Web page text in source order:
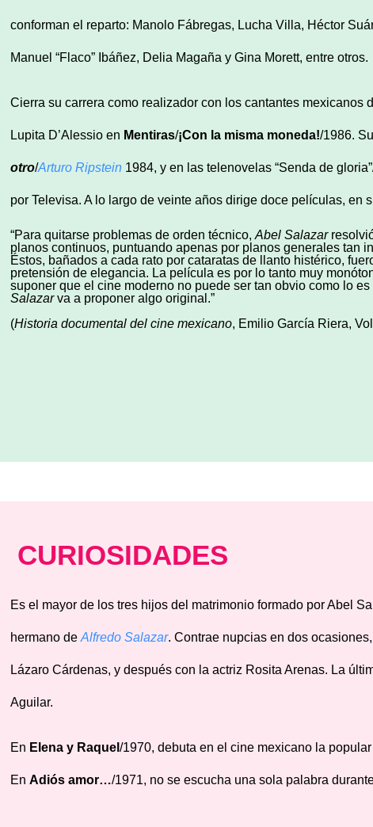
conforman el reparto: Manolo Fábregas, Lucha Villa, Héctor
Manuel “Flaco” Ibáñez, Delia Magaña y Gina Morett, entre otros.
Cierra su carrera como realizador con los cantantes mexicanos
Lupita D’Alessio en Mentiras/¡Con la misma moneda!/1986.
otro/Arturo Ripstein 1984, y en las telenovelas “Senda de
por Televisa. A lo largo de veinte años dirige doce películas, en
“Para quitarse problemas de orden técnico, Abel Salazar
planos continuos, puntuando apenas por planos generales tan
Éstos, bañados a cada rato por cataratas de llanto histérico,
pretensión de elegancia. La película es por lo tanto muy
suponer que el cine moderno no puede ser tan obvio como lo es
Salazarva a proponer algo original.”
(Historia documental del cine mexicano, Emilio García Riera,
CURIOSIDADES
Es el mayor de los tres hijos del matrimonio formado por Abel
hermano de Alfredo Salazar. Contrae nupcias en dos
Lázaro Cárdenas, y después con la actriz Rosita Arenas. La
Aguilar.
En Elena y Raquel /1970, debuta en el cine mexicano la
En Adiós amor…/1971, no se escucha una sola palabra